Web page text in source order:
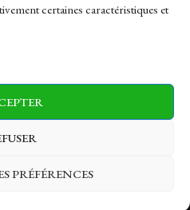
certaines caractéristiques et
PRÉFÉRENCES
Politics
Sports Travel
All Rights Reserved.